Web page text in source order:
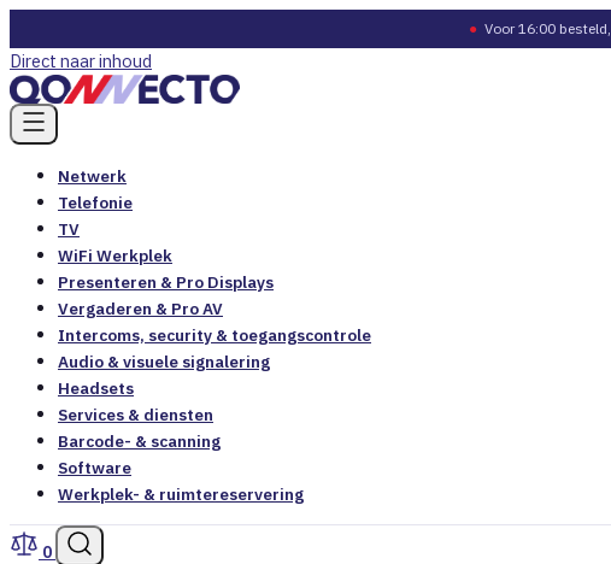
● Voor 16:00 besteld,
Direct naar inhoud
Netwerk
Telefonie
TV
WiFi Werkplek
Presenteren & Pro Displays
Vergaderen & Pro AV
Intercoms, security & toegangscontrole
Audio & visuele signalering
Headsets
Services & diensten
Barcode- & scanning
Software
Werkplek- & ruimtereservering
0